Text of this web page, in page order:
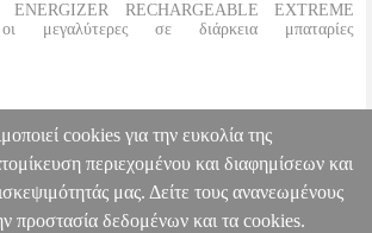
ENERGIZER RECHARGEABLE EXTREME
μεγαλύτερες σε διάρκεια μπαταρίες
RECHARGEABLE EXTREME HR6
ANA.NRG0040ANA.NRG0040
cookies για την ευκολία της
περιεχομένου και διαφημίσεων και
μας. Δείτε τους ανανεωμένους
προστασία δεδομένων και τα cookies.